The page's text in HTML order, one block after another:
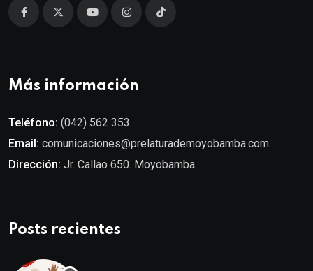
Más información
Teléfono: (042) 562 353
Email: comunicaciones@prelaturademoyobamba.com
Dirección: Jr. Callao 650. Moyobamba.
Posts recientes